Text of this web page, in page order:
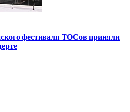
фестиваля ТОСов приняли